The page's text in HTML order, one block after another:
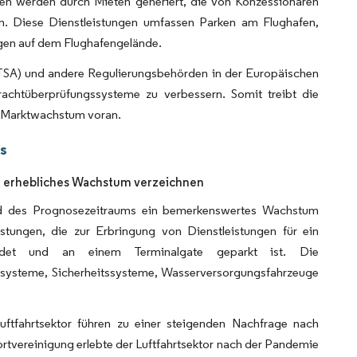
Dienstleistungen umfassen Parken am Flughafen,
auf dem Flughafengelände.
und andere Regulierungsbehörden in der Europäischen
zu verbessern. Somit treibt die
voran.
Wachstum verzeichnen
Prognosezeitraums ein bemerkenswertes Wachstum
die zur Erbringung von Dienstleistungen für ein
und an einem Terminalgate geparkt ist. Die
Sicherheitssysteme, Wasserversorgungsfahrzeuge
führen zu einer steigenden Nachfrage nach
erlebte der Luftfahrtsektor nach der Pandemie